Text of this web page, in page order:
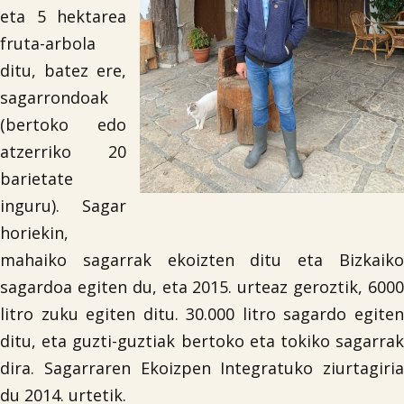
eta 5 hektarea
fruta-arbola
ditu, batez ere,
sagarrondoak
(bertoko edo
atzerriko 20
barietate
inguru). Sagar
horiekin,
mahaiko sagarrak ekoizten ditu eta Bizkaiko
sagardoa egiten du, eta 2015. urteaz geroztik, 6000
litro zuku egiten ditu. 30.000 litro sagardo egiten
ditu, eta guzti-guztiak bertoko eta tokiko sagarrak
dira. Sagarraren Ekoizpen Integratuko ziurtagiria
du 2014. urtetik.